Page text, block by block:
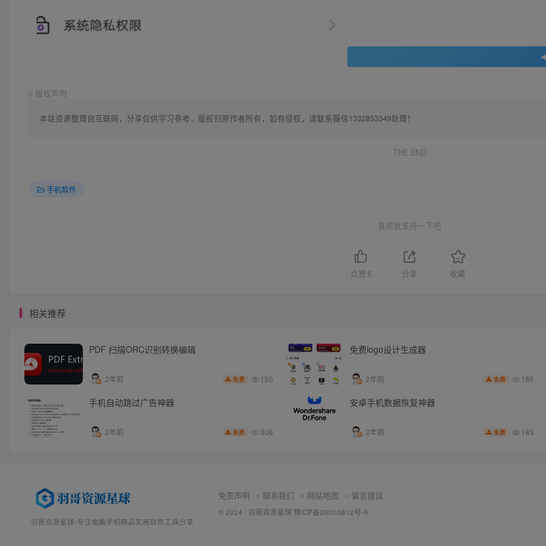
© 版权声明
本站资源整理自互联网，分享仅供学习参考，版权归原作者所有，如有侵权，请联系薇信1332853349处理！
THE END
手机软件
喜欢就支持一下吧
点赞 6 分享 收藏
相关推荐
PDF 扫描ORC识别转换编辑
2年前 免费 150
免费logo设计生成器
2年前 免费 186
手机自动跳过广告神器
2年前 免费 306
安卓手机数据恢复神器
2年前 免费 183
羽哥资源星球-专注电脑手机精品实用软件工具分享
免责声明 联系我们 网站地图 留言建议
© 2024 · 羽哥资源星球 豫ICP备20003812号-9